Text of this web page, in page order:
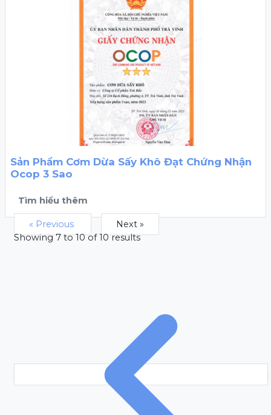
Sản Phẩm Cơm Dừa Sấy Khô Đạt Chứng Nhận
Ocop 3 Sao
Tìm hiểu thêm
« Previous
Next »
Showing7to10of10results